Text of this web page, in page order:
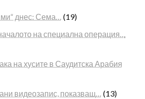
ми“ днес: Сема… (19)
на специална операция…
на хусите в Саудитска Арабия
видеозапис, показващ… (13)